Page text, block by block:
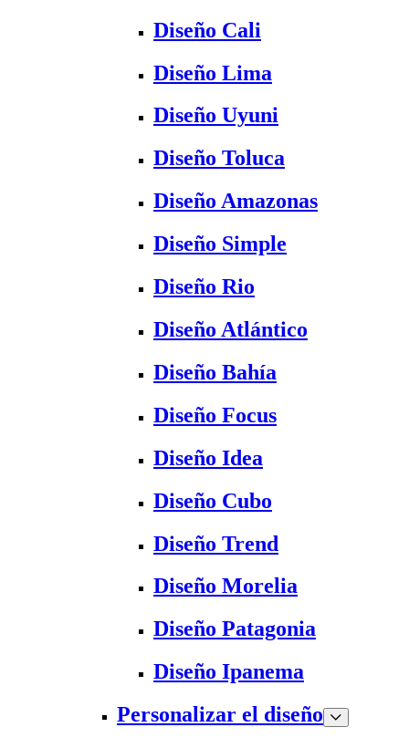
Diseño Cali
Diseño Lima
Diseño Uyuni
Diseño Toluca
Diseño Amazonas
Diseño Simple
Diseño Rio
Diseño Atlántico
Diseño Bahía
Diseño Focus
Diseño Idea
Diseño Cubo
Diseño Trend
Diseño Morelia
Diseño Patagonia
Diseño Ipanema
Personalizar el diseño